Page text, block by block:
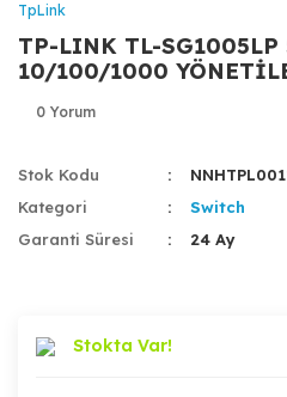
TpLink
TP-LINK TL-SG1005LP
10/100/1000
0 Yorum
Stok Kodu
Kategori
Switch
Garanti Süresi
24 Ay
Stokta Var!